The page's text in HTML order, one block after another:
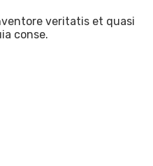
veritatis et quasi
conse.